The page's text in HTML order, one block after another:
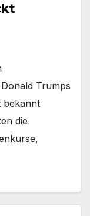
Trumps
bekannt
die